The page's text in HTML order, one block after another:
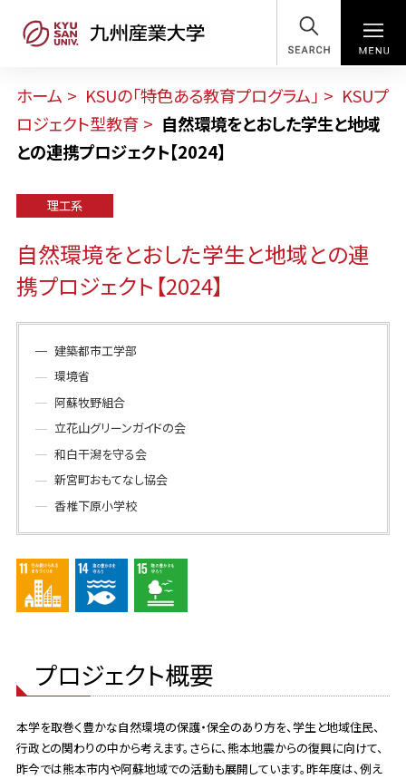
SEARCH
ホーム KSUの「特色ある教育プログラム」
KSUプ
ロジェクト型教育
自然環境をとおした学生と地域
との連携プロジェクト【2024】
理工系
自然環境をとおした学生と地域との連
携プロジェクト【2024】
建築都市工学部
環境省
阿蘇牧野組合
立花山グリーンガイドの会
和白干潟を守る会
新宮町おもてなし協会
香椎下原小学校
プロジェクト概要
本学を取巻く豊かな自然環境の保護・保全のあり方を、学生と地域住民、
行政との関わりの中から考えます。さらに、熊本地震からの復興に向けて、
昨今では熊本市内や阿蘇地域での活動も展開しています。昨年度は、例え